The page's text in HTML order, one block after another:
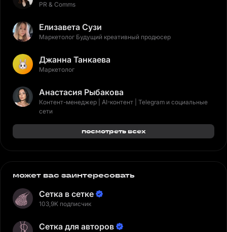
PR & Comms
Елизавета Сузи
Маркетолог Будущий креативный продюсер
Джанна Танкаева
Маркетолог
Анастасия Рыбакова
Контент-менеджер | AI-контент | Telegram и социальные
сети
посмотреть всех
может вас заинтересовать
Сетка в сетке
103,9K подписчик
Сетка для авторов